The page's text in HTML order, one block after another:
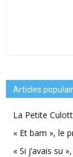
Articles
La Petite
« Et bam », le
« Si j’avais su